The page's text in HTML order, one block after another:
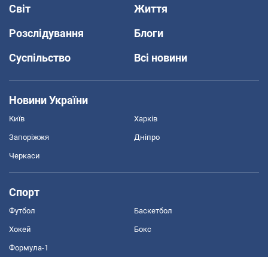
Світ
Життя
Розслідування
Блоги
Суспільство
Всі новини
Новини України
Київ Харків
Запоріжжя Дніпро
Черкаси
Спорт
Футбол Баскетбол
Хокей Бокс
Формула-1